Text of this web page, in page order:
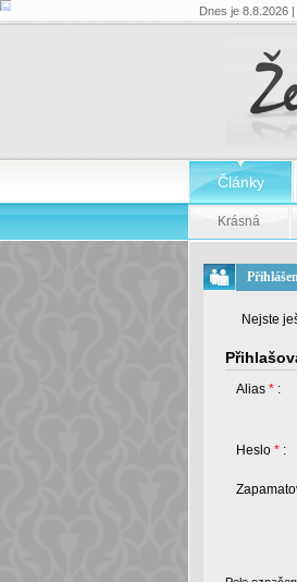
Dnes je 8.8.2026
Články
Krásná
Nejste
Alias *:
Heslo *: